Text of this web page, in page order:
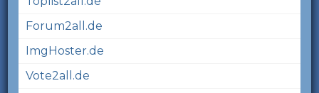
Forum2all.de
ImgHoster.de
Vote2all.de